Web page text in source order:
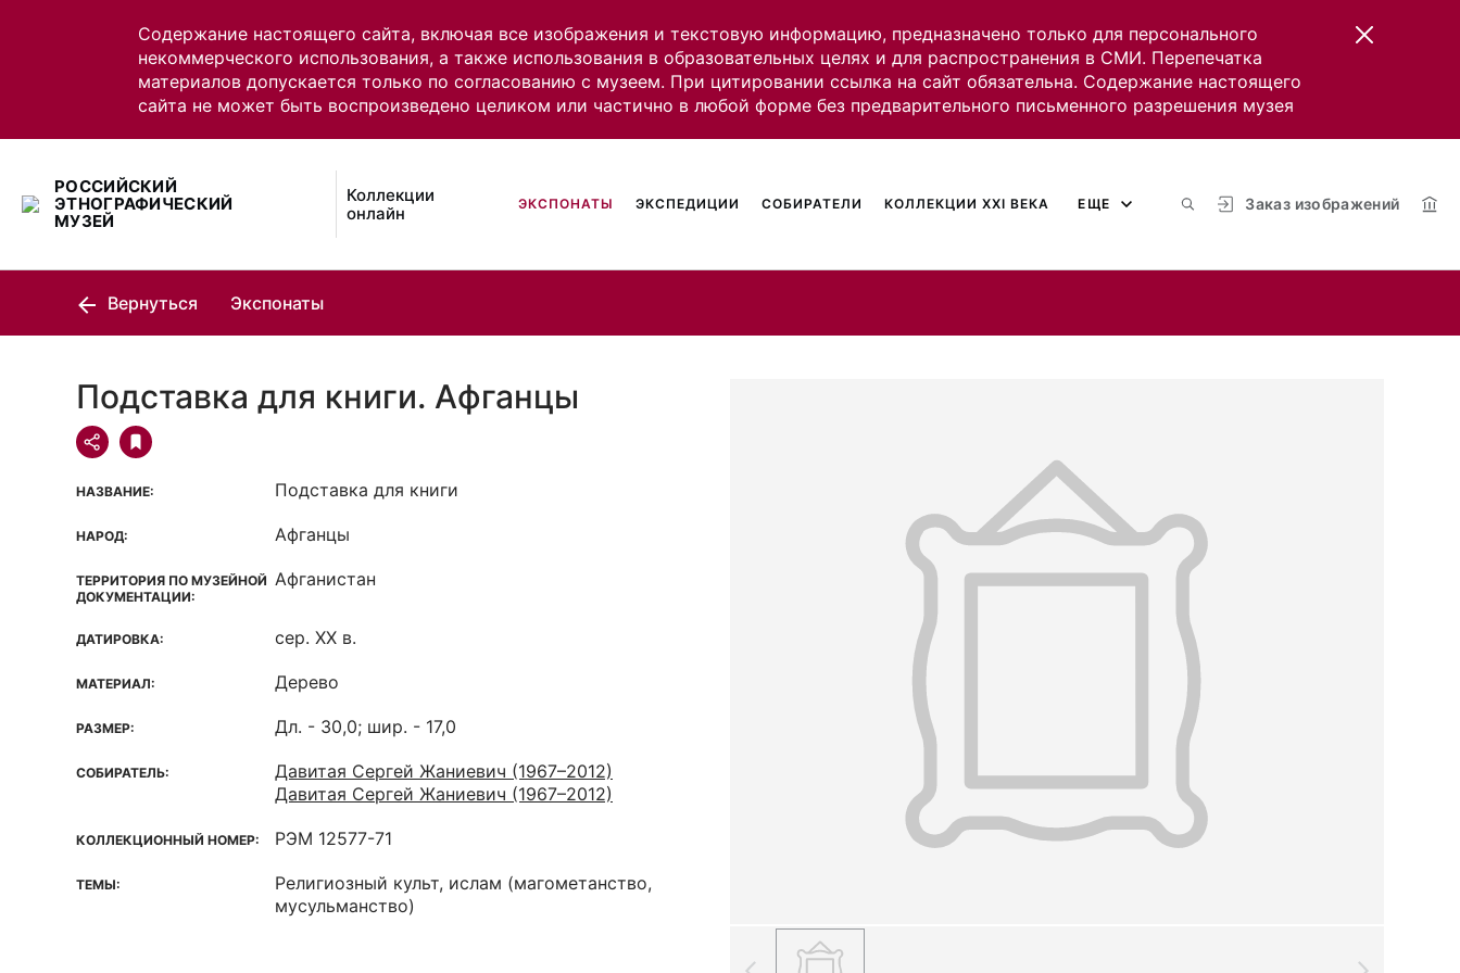
Содержание настоящего сайта, включая все изображения и текстовую информацию, предназначено только для персонального
некоммерческого использования, а также использования в образовательных целях и для распространения в СМИ. Перепечатка
материалов допускается только по согласованию с музеем. При цитировании ссылка на сайт обязательна. Содержание настоящего
сайта не может быть воспроизведено целиком или частично в любой форме без предварительного письменного разрешения музея
РОССИЙСКИЙ
ЭТНОГРАФИЧЕСКИЙ
МУЗЕЙ
Коллекции
онлайн
Заказ изображений
ЭКСПОНАТЫ ЭКСПЕДИЦИИ СОБИРАТЕЛИ КОЛЛЕКЦИИ XXI ВЕКА ЕЩЕ
Вернуться Экспонаты
Подставка для книги. Афганцы
НАЗВАНИЕ: Подставка для книги
НАРОД: Афганцы
ТЕРРИТОРИЯ ПО МУЗЕЙНОЙ
ДОКУМЕНТАЦИИ:
Афганистан
ДАТИРОВКА: сер. XX в.
МАТЕРИАЛ: Дерево
РАЗМЕР: Дл. - 30,0; шир. - 17,0
СОБИРАТЕЛЬ:
Давитая Сергей Жаниевич (1967–2012)
Давитая Сергей Жаниевич (1967–2012)
КОЛЛЕКЦИОННЫЙ НОМЕР: РЭМ 12577-71
ТЕМЫ:
Религиозный культ, ислам (магометанство,
мусульманство)